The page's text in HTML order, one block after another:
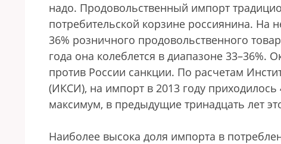
надо. Продовольственный импорт
потребительской корзине россиянина. На
36% розничного продовольственного
года она колеблется в диапазоне
против России санкции. По расчетам
(ИКСИ), на импорт в 2013 году приходилось
максимум, в предыдущие тринадцать лет
Наиболее высока доля импорта в